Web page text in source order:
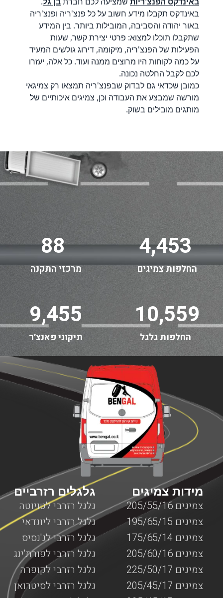
באינדקס תקבלו מידע חשוב על כל פנצ'ריה ופנצ'ריה
באור יהודה והסביבה, המובילות ביותר. בין המידע
שתקבלו תוכלו למצוא: פרטי יצירת קשר, שעות
הפעילות של הפנצ'ריה, מיקומה, דירוג גולשים המעיד
על כמה לקוחות היו מרוצים ממנה ועוד. כל אלה, יעזרו
לכם לקבל החלטה נכונה.
כמובן שכדאי גם לבדוק שבפנצ'ריה תמצאו רק צמיגאי
מורשה שמבצע את העבודה וכן, צמיגים איכותיים של
מותגים מובילים בשוק.
88
מרכזי התקנה
4,453
החלפות צמיגים
9,455
תיקוני פאנצ׳ר
10,559
החלפות גלגל
גלגלים רזרביים
גלגל רזרבי לטויוטה
גלגל רזרבי ליונדאי
גלגל רזרבי לג'נסיס
גלגל רזרבי לפורת'ינג
גלגל רזרבי לקופרה
גלגל רזרבי לסיטרואן
מידות צמיגים
צמיגים 205/55/16
צמיגים 195/65/15
צמיגים 175/65/14
צמיגים 205/60/16
צמיגים 225/50/17
צמיגים 205/45/17